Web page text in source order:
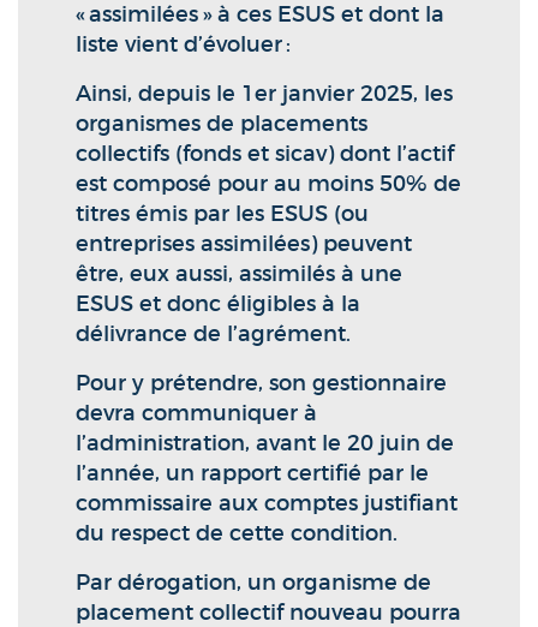
« assimilées » à ces ESUS et dont la
liste vient d’évoluer :
Ainsi, depuis le 1er janvier 2025, les
organismes de placements
collectifs (fonds et sicav) dont l’actif
est composé pour au moins 50% de
titres émis par les ESUS (ou
entreprises assimilées) peuvent
être, eux aussi, assimilés à une
ESUS et donc éligibles à la
délivrance de l’agrément.
Pour y prétendre, son gestionnaire
devra communiquer à
l’administration, avant le 20 juin de
l’année, un rapport certifié par le
commissaire aux comptes justifiant
du respect de cette condition.
Par dérogation, un organisme de
placement collectif nouveau pourra